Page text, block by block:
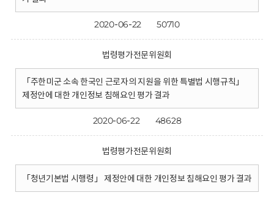
2020-06-22 50710
법령평가전문위원회
「주한미군 소속 한국인 근로자의 지원을 위한 특별법 시행규칙」
제정안에 대한 개인정보 침해요인 평가 결과
2020-06-22 48628
법령평가전문위원회
「청년기본법 시행령」 제정안에 대한 개인정보 침해요인 평가 결과